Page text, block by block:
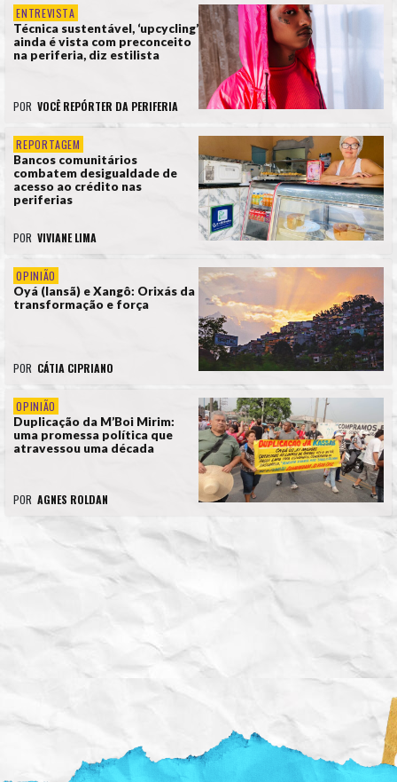
ENTREVISTA
Técnica sustentável, ‘upcycling’
ainda é vista com preconceito
na periferia, diz estilista
POR VOCÊ REPÓRTER DA PERIFERIA
REPORTAGEM
Bancos comunitários
combatem desigualdade de
acesso ao crédito nas
periferias
POR VIVIANE LIMA
OPINIÃO
Oyá (Iansã) e Xangô: Orixás da
transformação e força
POR CÁTIA CIPRIANO
OPINIÃO
Duplicação da M’Boi Mirim:
uma promessa política que
atravessou uma década
POR AGNES ROLDAN